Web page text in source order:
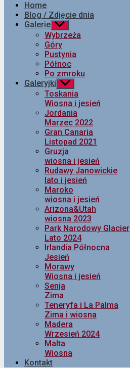
Home
Blog / Zdjęcie dnia
Galerie Pokaż
podmenu
Wybrzeża
Góry
Pustynia
Północ
Po zmroku
Galeryjki Pokaż
podmenu
Toskania
Wiosna i jesień
Jordania
Marzec 2022
Gran Canaria
Listopad 2021
Gruzja
wiosna i jesień
Rudawy Janowickie
lato i jesień
Maroko
wiosna i jesień
Arizona&Utah
wiosna 2023
Park Narodowy Glacier
Lato 2024
Irlandia Północna
Jesień
Morawy
Wiosna i jesień
Senja
Zima
Teneryfa i La Palma
Zima i wiosna
Madera
Wrzesień 2024
Malta
Wiosna
Kontakt